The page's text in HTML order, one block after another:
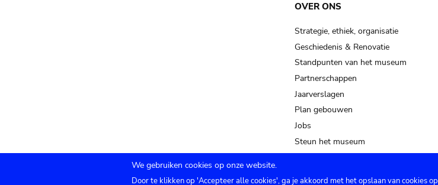
OVER ONS
Strategie, ethiek, organisatie
Geschiedenis & Renovatie
Standpunten van het museum
Partnerschappen
Jaarverslagen
Plan gebouwen
Jobs
Steun het museum
We gebruiken cookies op onze website.
Door te klikken op 'Accepteer alle cookies', ga je akkoord met het opslaan van cookies op